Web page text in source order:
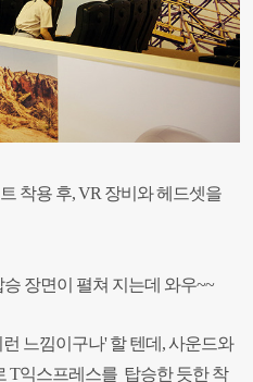
착용 후, VR 장비와 헤드셋을
장면이 펼쳐 지는데 와우~~
느낌이구나' 할 텐데, 사운드와
T익스프레스를 탑승한 듯한 착